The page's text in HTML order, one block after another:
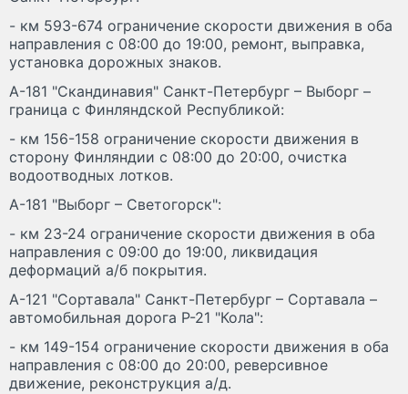
- км 593-674 ограничение скорости движения в оба
направления с 08:00 до 19:00, ремонт, выправка,
установка дорожных знаков.
А-181 "Скандинавия" Санкт-Петербург – Выборг –
граница с Финляндской Республикой:
- км 156-158 ограничение скорости движения в
сторону Финляндии с 08:00 до 20:00, очистка
водоотводных лотков.
А-181 "Выборг – Светогорск":
- км 23-24 ограничение скорости движения в оба
направления с 09:00 до 19:00, ликвидация
деформаций а/б покрытия.
А-121 "Сортавала" Санкт-Петербург – Сортавала –
автомобильная дорога Р-21 "Кола":
- км 149-154 ограничение скорости движения в оба
направления с 08:00 до 20:00, реверсивное
движение, реконструкция а/д.